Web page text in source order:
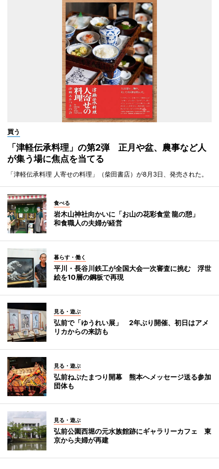
買う
「津軽伝承料理」の第2弾 正月や盆、農事など人
が集う場に焦点を当てる
「津軽伝承料理 人寄せの料理」（柴田書店）が8月3日、発売された。
食べる
岩木山神社向かいに「お山の花彩食堂 龍の憩」
和食職人の夫婦が経営
暮らす・働く
平川・長谷川鉄工が全国大会一次審査に挑む 浮世
絵を10層の鋼板で再現
見る・遊ぶ
弘前で「ゆうれい展」 2年ぶり開催、初日はアメ
リカからの来訪も
見る・遊ぶ
弘前ねぷたまつり開幕 熊本へメッセージ送る参加
団体も
見る・遊ぶ
弘前公園西堀の元水族館跡にギャラリーカフェ 東
京から夫婦が再建